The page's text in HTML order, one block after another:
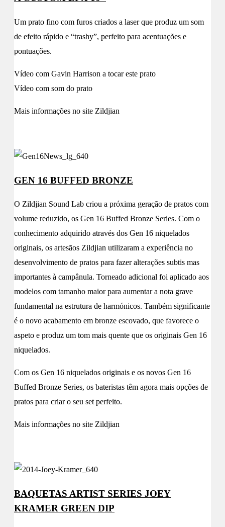
Um prato fino com furos criados a laser que produz um som
de efeito rápido e “trashy”, perfeito para acentuações e
pontuações.
Vídeo com Gavin Harrison a tocar este prato
Vídeo com som do prato
Mais informações no site Zildjian
GEN 16 BUFFED BRONZE
O Zildjian Sound Lab criou a próxima geração de pratos com
volume reduzido, os Gen 16 Buffed Bronze Series. Com o
conhecimento adquirido através dos Gen 16 niquelados
originais, os artesãos Zildjian utilizaram a experiência no
desenvolvimento de pratos para fazer alterações subtis mas
importantes à campânula. Torneado adicional foi aplicado aos
modelos com tamanho maior para aumentar a nota grave
fundamental na estrutura de harmónicos. Também significante
é o novo acabamento em bronze escovado, que favorece o
aspeto e produz um tom mais quente que os originais Gen 16
niquelados.
Com os Gen 16 niquelados originais e os novos Gen 16
Buffed Bronze Series, os bateristas têm agora mais opções de
pratos para criar o seu set perfeito.
Mais informações no site Zildjian
BAQUETAS ARTIST SERIES JOEY
KRAMER GREEN DIP